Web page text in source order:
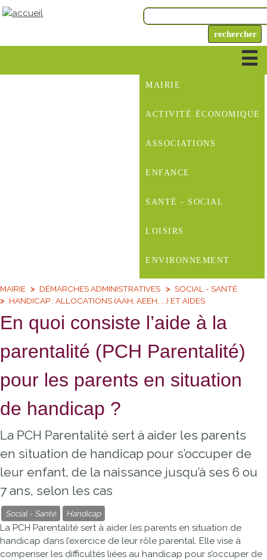
MAIRIE
ACTIVITÉ ÉCONOMIQUE
ASSOCIATIONS
ENFANCE
SANTÉ - SOCIAL
LOISIRS
ENVIRONNEMENT
MAIRIE DÉMARCHES ADMINISTRATIVES
SOCIAL - SANTÉ
HANDICAP : ALLOCATIONS (AAH, AEEH, ...) ET AIDES
En quoi consiste l’aide à la
parentalité (PCH Parentalité)
pour les parents en situation
de handicap ?
La PCH Parentalité sert à aider les parents
en situation de handicap pour s’occuper de
leur enfant, de la naissance jusqu’à ses 6 ou
7 ans, selon les cas
Social - Santé Handicap
La PCH Parentalité sert à aider les parents en situation de
handicap dans l’exercice de leur rôle parental. Elle vise à
compenser les difficultés liées au handicap pour s’occuper de